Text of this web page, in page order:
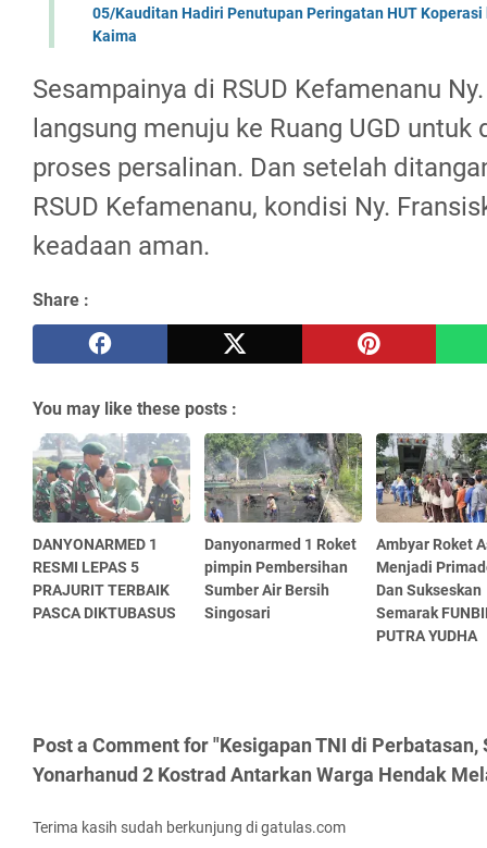
05/Kauditan Hadiri Penutupan Peringatan HUT Koperasi
Kaima
Sesampainya di RSUD Kefamenanu
langsung menuju ke Ruang UGD untuk
proses persalinan. Dan setelah
RSUD Kefamenanu, kondisi Ny.
keadaan aman.
Share :
You may like these posts :
DANYONARMED 1
RESMI LEPAS 5
PRAJURIT TERBAIK
PASCA DIKTUBASUS
Danyonarmed 1 Roket
pimpin Pembersihan
Sumber Air Bersih
Singosari
Ambyar Roket
Menjadi
Dan Sukseskan
Semarak
PUTRA YUDHA
Post a Comment for "Kesigapan TNI di Perbatasan,
Yonarhanud 2 Kostrad Antarkan Warga Hendak
Terima kasih sudah berkunjung di gatulas.com